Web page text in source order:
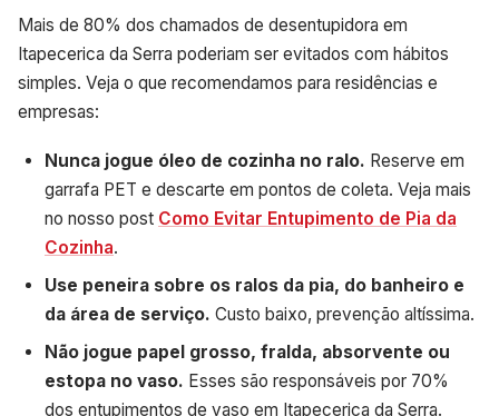
Mais de 80% dos chamados de desentupidora em
Itapecerica da Serra poderiam ser evitados com hábitos
simples. Veja o que recomendamos para residências e
empresas:
Nunca jogue óleo de cozinha no ralo. Reserve em
garrafa PET e descarte em pontos de coleta. Veja mais
no nosso post Como Evitar Entupimento de Pia da
Cozinha.
Use peneira sobre os ralos da pia, do banheiro e
da área de serviço. Custo baixo, prevenção altíssima.
Não jogue papel grosso, fralda, absorvente ou
estopa no vaso. Esses são responsáveis por 70%
dos entupimentos de vaso em Itapecerica da Serra.